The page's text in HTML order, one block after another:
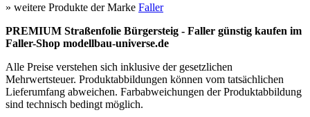
» weitere Produkte der Marke Faller
PREMIUM Straßenfolie Bürgersteig - Faller günstig kaufen im
Faller-Shop modellbau-universe.de
Alle Preise verstehen sich inklusive der gesetzlichen
Mehrwertsteuer. Produktabbildungen können vom tatsächlichen
Lieferumfang abweichen. Farbabweichungen der Produktabbildung
sind technisch bedingt möglich.